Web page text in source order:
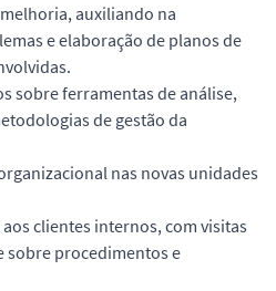
auxiliando na
e elaboração de planos de
sobre ferramentas de análise,
de gestão da
nas novas unidades
clientes internos, com visitas
sobre procedimentos e